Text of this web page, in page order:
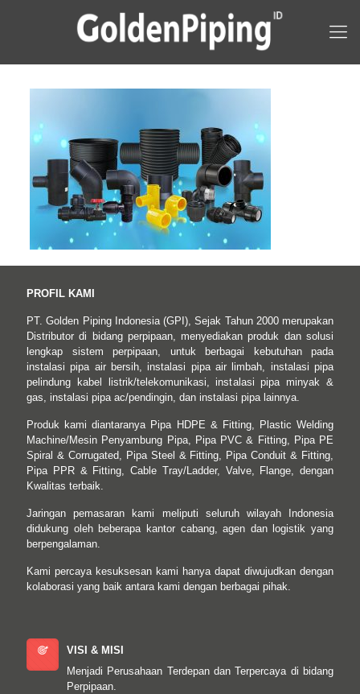
PROFIL KAMI
PT. Golden Piping Indonesia (GPI), Sejak Tahun 2000 merupakan
Distributor di bidang perpipaan, menyediakan produk dan solusi
lengkap sistem perpipaan, untuk berbagai kebutuhan pada
instalasi pipa air bersih, instalasi pipa air limbah, instalasi pipa
pelindung kabel listrik/telekomunikasi, instalasi pipa minyak &
gas, instalasi pipa ac/pendingin, dan instalasi pipa lainnya.
Produk kami diantaranya Pipa HDPE & Fitting, Plastic Welding
Machine/Mesin Penyambung Pipa, Pipa PVC & Fitting, Pipa PE
Spiral & Corrugated, Pipa Steel & Fitting, Pipa Conduit & Fitting,
Pipa PPR & Fitting, Cable Tray/Ladder, Valve, Flange, dengan
Kwalitas terbaik.
Jaringan pemasaran kami meliputi seluruh wilayah Indonesia
didukung oleh beberapa kantor cabang, agen dan logistik yang
berpengalaman.
Kami percaya kesuksesan kami hanya dapat diwujudkan dengan
kolaborasi yang baik antara kami dengan berbagai pihak.
VISI & MISI
Menjadi Perusahaan Terdepan dan Terpercaya di bidang
Perpipaan.